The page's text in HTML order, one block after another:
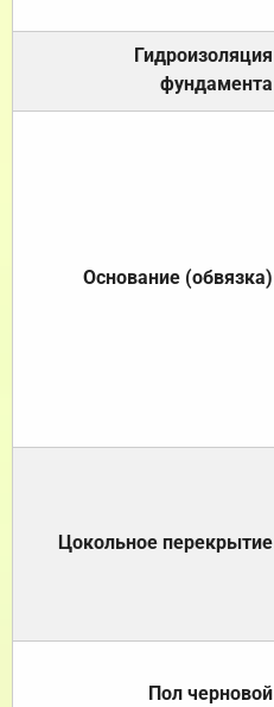
Гидроизоляция
фундамента
Основание (обвязка)
Цокольное перекрытие
Пол черновой